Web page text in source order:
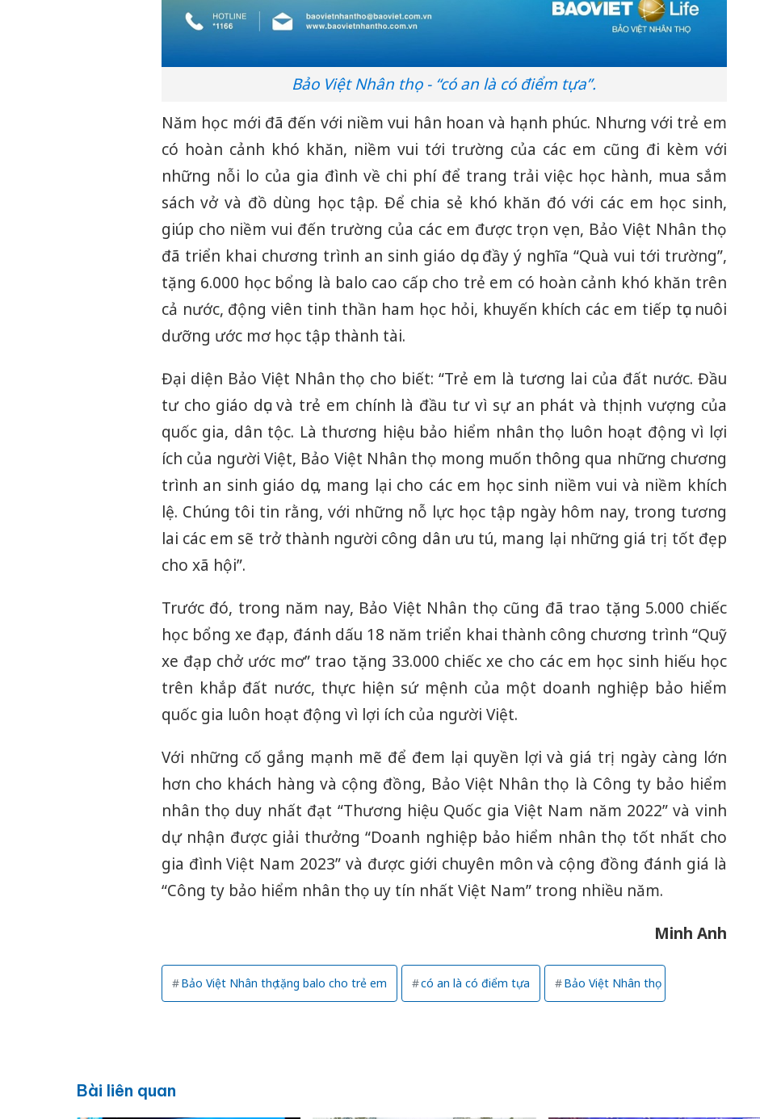
Bảo Việt Nhân thọ - “có an là có điểm tựa”.
Năm học mới đã đến với niềm vui hân hoan và hạnh phúc. Nhưng với trẻ em
có hoàn cảnh khó khăn, niềm vui tới trường của các em cũng đi kèm với
những nỗi lo của gia đình về chi phí để trang trải việc học hành, mua sắm
sách vở và đồ dùng học tập. Để chia sẻ khó khăn đó với các em học sinh,
giúp cho niềm vui đến trường của các em được trọn vẹn, Bảo Việt Nhân thọ
đã triển khai chương trình an sinh giáo dục đầy ý nghĩa “Quà vui tới trường”,
tặng 6.000 học bổng là balo cao cấp cho trẻ em có hoàn cảnh khó khăn trên
cả nước, động viên tinh thần ham học hỏi, khuyến khích các em tiếp tục nuôi
dưỡng ước mơ học tập thành tài.
Đại diện Bảo Việt Nhân thọ cho biết: “Trẻ em là tương lai của đất nước. Đầu
tư cho giáo dục và trẻ em chính là đầu tư vì sự an phát và thịnh vượng của
quốc gia, dân tộc. Là thương hiệu bảo hiểm nhân thọ luôn hoạt động vì lợi
ích của người Việt, Bảo Việt Nhân thọ mong muốn thông qua những chương
trình an sinh giáo dục, mang lại cho các em học sinh niềm vui và niềm khích
lệ. Chúng tôi tin rằng, với những nỗ lực học tập ngày hôm nay, trong tương
lai các em sẽ trở thành người công dân ưu tú, mang lại những giá trị tốt đẹp
cho xã hội”.
Trước đó, trong năm nay, Bảo Việt Nhân thọ cũng đã trao tặng 5.000 chiếc
học bổng xe đạp, đánh dấu 18 năm triển khai thành công chương trình “Quỹ
xe đạp chở ước mơ” trao tặng 33.000 chiếc xe cho các em học sinh hiếu học
trên khắp đất nước, thực hiện sứ mệnh của một doanh nghiệp bảo hiểm
quốc gia luôn hoạt động vì lợi ích của người Việt.
Với những cố gắng mạnh mẽ để đem lại quyền lợi và giá trị ngày càng lớn
hơn cho khách hàng và cộng đồng, Bảo Việt Nhân thọ là Công ty bảo hiểm
nhân thọ duy nhất đạt “Thương hiệu Quốc gia Việt Nam năm 2022” và vinh
dự nhận được giải thưởng “Doanh nghiệp bảo hiểm nhân thọ tốt nhất cho
gia đình Việt Nam 2023” và được giới chuyên môn và cộng đồng đánh giá là
“Công ty bảo hiểm nhân thọ uy tín nhất Việt Nam” trong nhiều năm.
Minh Anh
Bảo Việt Nhân thọ tặng balo cho trẻ em có an là có điểm tựa Bảo Việt Nhân thọ
Bài liên quan
tìm bị hại trong
án sản xuất,
bán yến sào giả
Thanh Hóa:
hại trong vụ án
Moyuum giả
An Giang: Đối
chủ mưu